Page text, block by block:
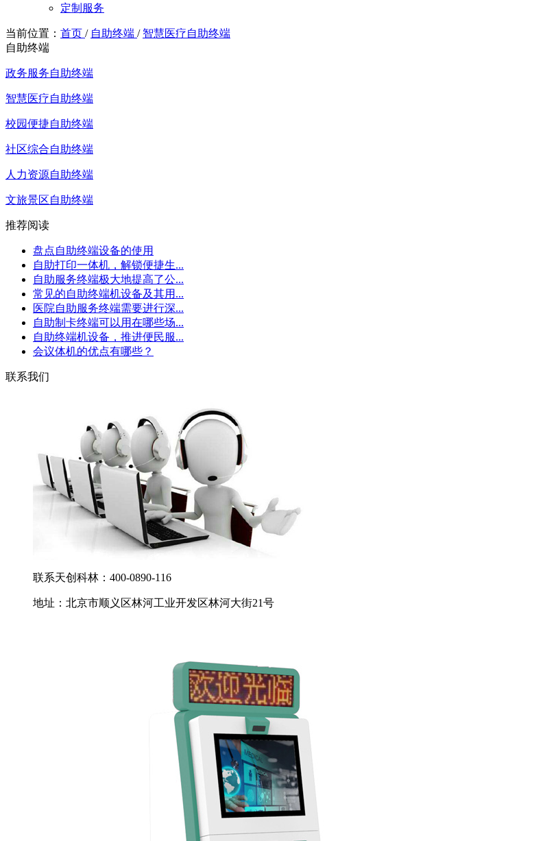
定制服务
当前位置： 首页 / 自助终端 / 智慧医疗自助终端
自助终端
政务服务自助终端
智慧医疗自助终端
校园便捷自助终端
社区综合自助终端
人力资源自助终端
文旅景区自助终端
推荐阅读
盘点自助终端设备的使用
自助打印一体机，解锁便捷生...
自助服务终端极大地提高了公...
常见的自助终端机设备及其用...
医院自助服务终端需要进行深...
自助制卡终端可以用在哪些场...
自助终端机设备，推进便民服...
会议体机的优点有哪些？
联系我们
联系天创科林：400-0890-116
地址：北京市顺义区林河工业开发区林河大街21号